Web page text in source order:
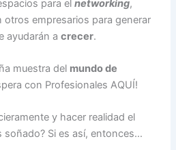
para elnetworking,
empresarios para generar
ayudarán acrecer.
muestra del mundo de
con Profesionales AQUÍ!
y hacer realidad el
soñado? Si es así, entonces…